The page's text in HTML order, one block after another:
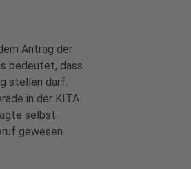
Antrag der
bedeutet, dass
stellen darf.
in der KITA
selbst
gewesen.